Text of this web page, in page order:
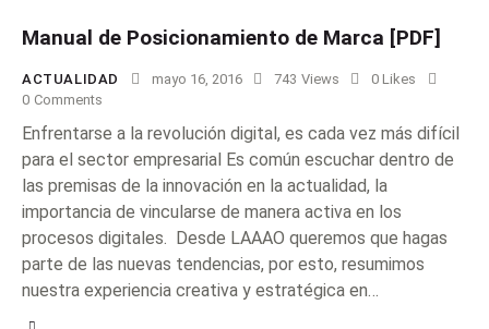
Manual de Posicionamiento de Marca [PDF]
ACTUALIDAD mayo 16, 2016 743 Views 0 Likes
0 Comments
Enfrentarse a la revolución digital, es cada vez más difícil
para el sector empresarial Es común escuchar dentro de
las premisas de la innovación en la actualidad, la
importancia de vincularse de manera activa en los
procesos digitales. Desde LAAAO queremos que hagas
parte de las nuevas tendencias, por esto, resumimos
nuestra experiencia creativa y estratégica en…